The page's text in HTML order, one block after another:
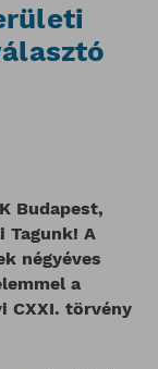
Budapest,
Tagunk! A
négyéves
a
CXXI. törvény